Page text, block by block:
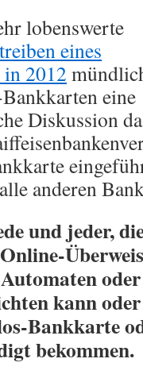
lobenswerte
eines
2012
eine
Diskussion
anderen
und jeder,
kann
Bankkarte
bekommen.